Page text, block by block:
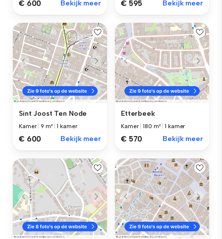
€ 600 Bekijk meer € 595 Bekijk meer
Sint Joost Ten Node
Kamer |9 m² |1 kamer
€ 600 Bekijk meer
Etterbeek
Kamer |180 m² |1 kamer
€ 570 Bekijk meer